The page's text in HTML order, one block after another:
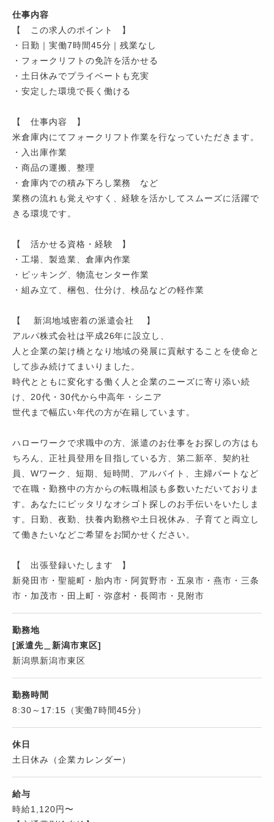
仕事内容
【 この求人のポイント 】
・日勤｜実働7時間45分｜残業なし
・フォークリフトの免許を活かせる
・土日休みでプライベートも充実
・安定した環境で長く働ける
【 仕事内容 】
米倉庫内にてフォークリフト作業を行なっていただきます。
・入出庫作業
・商品の運搬、整理
・倉庫内での積み下ろし業務 など
業務の流れも覚えやすく、経験を活かしてスムーズに活躍で
きる環境です。
【 活かせる資格・経験 】
・工場、製造業、倉庫内作業
・ピッキング、物流センター作業
・組み立て、梱包、仕分け、検品などの軽作業
【 新潟地域密着の派遣会社 】
アルパ株式会社は平成26年に設立し、
人と企業の架け橋となり地域の発展に貢献することを使命と
して歩み続けてまいりました。
時代とともに変化する働く人と企業のニーズに寄り添い続
け、20代・30代から中高年・シニア
世代まで幅広い年代の方が在籍しています。
ハローワークで求職中の方、派遣のお仕事をお探しの方はも
ちろん、正社員登用を目指している方、第二新卒、契約社
員、Wワーク、短期、短時間、アルバイト、主婦パートなど
で在職・勤務中の方からの転職相談も多数いただいておりま
す。あなたにピッタリなオシゴト探しのお手伝いをいたしま
す。日勤、夜勤、扶養内勤務や土日祝休み、子育てと両立し
て働きたいなどご希望をお聞かせください。
【 出張登録いたします 】
新発田市・聖籠町・胎内市・阿賀野市・五泉市・燕市・三条
市・加茂市・田上町・弥彦村・長岡市・見附市
勤務地
[派遣先＿新潟市東区]
新潟県新潟市東区
勤務時間
8:30～17:15（実働7時間45分）
休日
土日休み（企業カレンダー）
給与
時給1,120円〜